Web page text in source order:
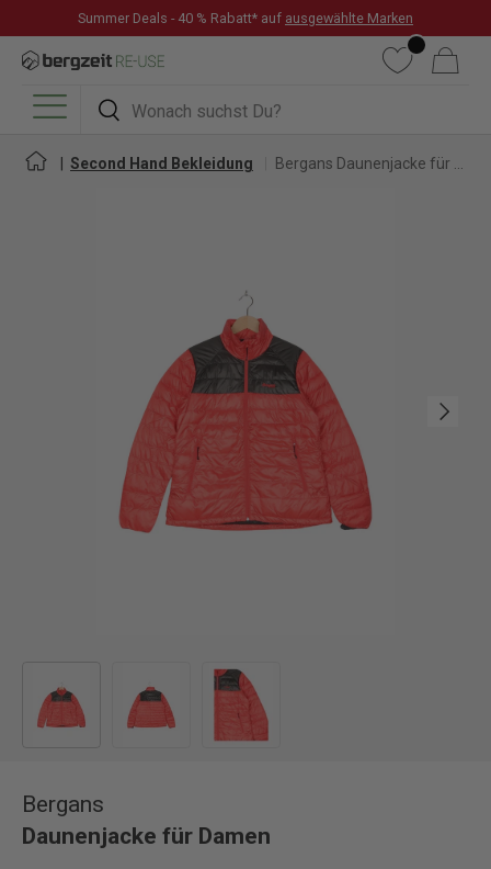
DIREKT ZUM INHALT
Summer Deals - 40 % Rabatt* auf ausgewählte Marken
Suchen
Suchen
WunschlisteWarenkorb
Menü
Second Hand Bekleidung
Nächste
Bergans
Daunenjacke für Damen